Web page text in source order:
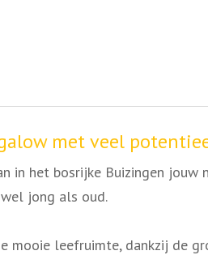
met veel
in het bosrijke Buizingen
jong als oud.
mooie leefruimte, dankzij de